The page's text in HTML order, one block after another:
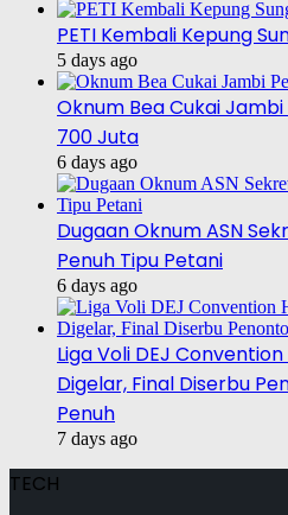
PETI Kembali Kepung
5 days ago
Oknum Bea Cukai
700 Juta
6 days ago
Dugaan Oknum ASN
Penuh Tipu Petani
6 days ago
Liga Voli DEJ
Digelar, Final Diserbu
Penuh
7 days ago
TECH